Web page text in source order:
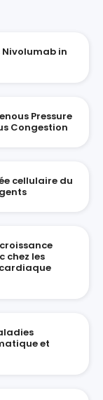
in
Pressure
Congestion
cellulaire du
chez les
et